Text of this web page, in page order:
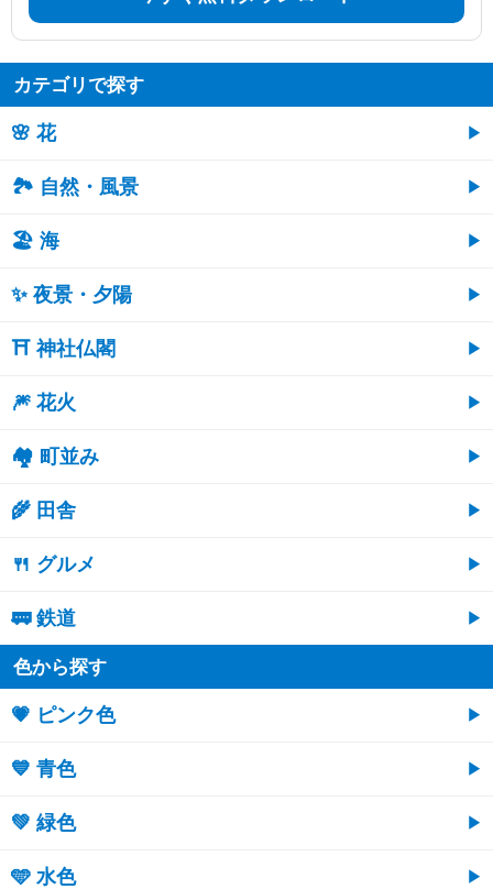
カテゴリで探す
🌸 花
🏞️ 自然・風景
🏖 海
✨ 夜景・夕陽
⛩ 神社仏閣
🎆 花火
🏘 町並み
🌾 田舎
🍴 グルメ
🚃 鉄道
色から探す
💗 ピンク色
💙 青色
💚 緑色
🩵 水色